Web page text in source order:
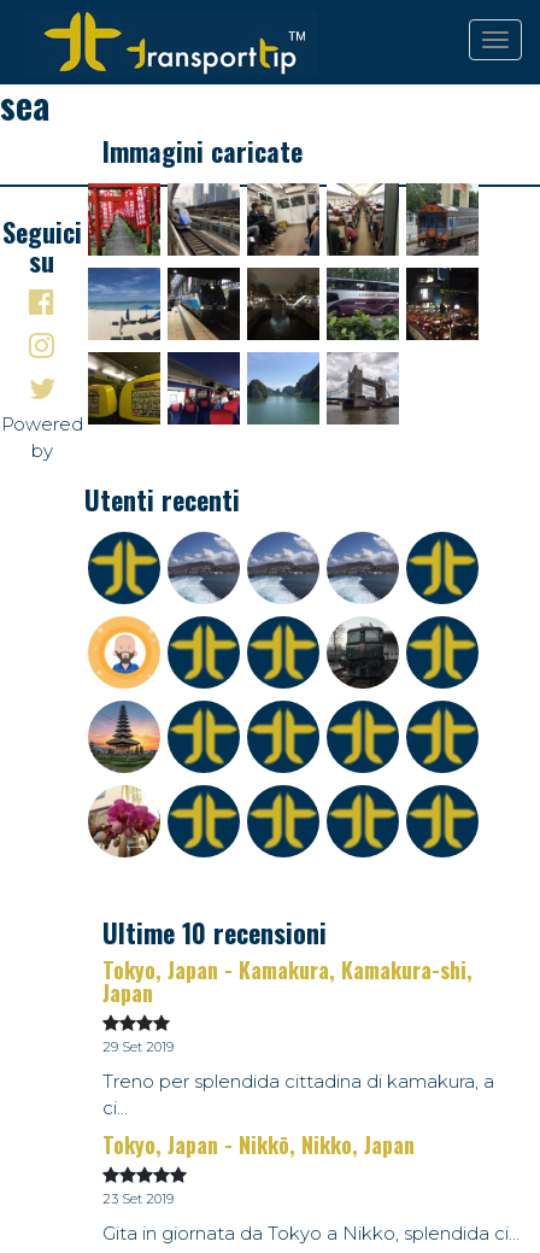
sea
Immagini caricate
Utenti recenti
Ultime 10 recensioni
Tokyo, Japan - Kamakura, Kamakura-shi,
Japan
29 Set 2019
Treno per splendida cittadina di kamakura, a
ci...
Tokyo, Japan - Nikkō, Nikko, Japan
23 Set 2019
Gita in giornata da Tokyo a Nikko, splendida ci...
Seguici
su
Powered
by